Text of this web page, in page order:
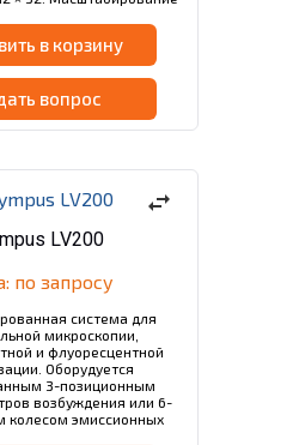
- 1-8x.
в корзину
вопрос
swap_horiz
LV200
по запросу
система для
микроскопии,
и флуоресцентной
Оборудуется
3-позиционным
возбуждения или 6-
колесом эмиссионных